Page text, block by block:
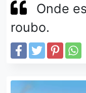
Onde
roubo.